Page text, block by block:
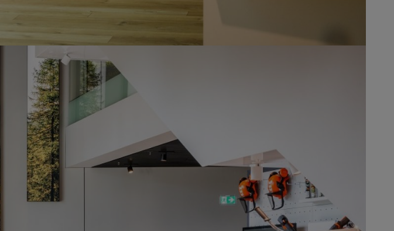
macht. Greife selbst zu und erlebe die Zukunft der Technik hautnah.